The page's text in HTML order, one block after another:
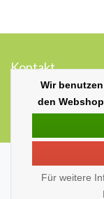
Kontakt
Kontakt
Folge uns
Copyright © 2026 -
Wir
den
Für weitere